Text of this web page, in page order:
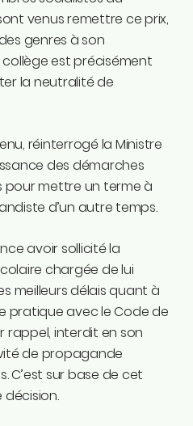
venus remettre ce prix,
genres à son
est précisément
la neutralité de
réinterrogé la Ministre
des démarches
pour mettre un terme à
d’un autre temps.
avoir sollicité la
chargée de lui
meilleurs délais quant à
pratique avec le Code de
rappel, interdit en son
de propagande
C’est sur base de cet
décision.